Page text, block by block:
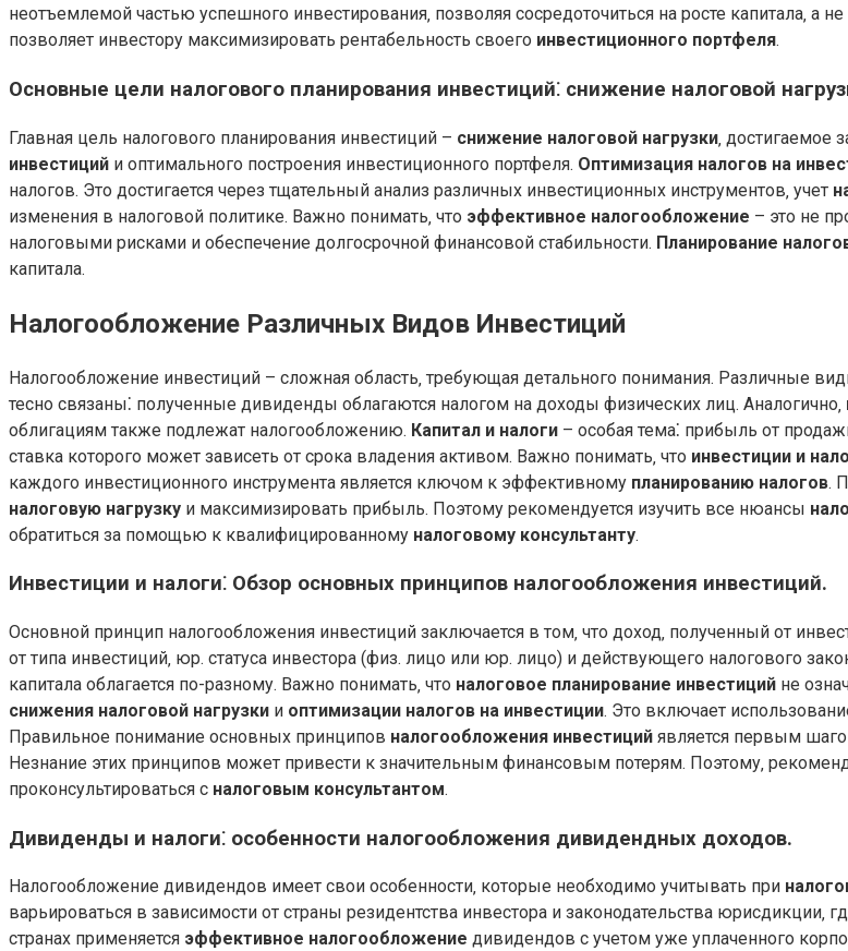
неотъемлемой частью успешного инвестирования‚ позволяя сосредоточиться на росте капитала‚ а
позволяет инвестору максимизировать рентабельность своего инвестиционного портфеля.
Основные цели налогового планирования инвестиций⁚ снижение налоговой
Главная цель налогового планирования инвестиций – снижение налоговой нагрузки ‚ достигаемое
инвестиций и оптимального построения инвестиционного портфеля. Оптимизация налогов на
налогов. Это достигается через тщательный анализ различных инвестиционных инструментов‚ учет
изменения в налоговой политике. Важно понимать‚ что эффективное налогообложение – это не
налоговыми рисками и обеспечение долгосрочной финансовой стабильности. Планирование
капитала.
Налогообложение Различных Видов Инвестиций
Налогообложение инвестиций – сложная область‚ требующая детального понимания. Различные
тесно связаны⁚ полученные дивиденды облагаются налогом на доходы физических лиц. Аналогично‚
облигациям также подлежат налогообложению. Капитал и налоги – особая тема⁚ прибыль от
ставка которого может зависеть от срока владения активом. Важно понимать‚ что инвестиции и
каждого инвестиционного инструмента является ключом к эффективному планированию налогов.
налоговую нагрузку и максимизировать прибыль. Поэтому рекомендуется изучить все нюансы
обратиться за помощью к квалифицированному налоговому консультанту.
Инвестиции и налоги⁚ Обзор основных принципов налогообложения инвестиций.
Основной принцип налогообложения инвестиций заключается в том‚ что доход‚ полученный от
от типа инвестиций‚ юр. статуса инвестора (физ. лицо или юр. лицо) и действующего налогового
капитала облагается по-разному. Важно понимать‚ что налоговое планирование инвестиций не
снижения налоговой нагрузки и оптимизации налогов на инвестиции. Это включает
Правильное понимание основных принципов налогообложения инвестиций является первым
Незнание этих принципов может привести к значительным финансовым потерям. Поэтому‚
проконсультироваться с налоговым консультантом.
Дивиденды и налоги⁚ особенности налогообложения дивидендных доходов.
Налогообложение дивидендов имеет свои особенности‚ которые необходимо учитывать при
варьироваться в зависимости от страны резидентства инвестора и законодательства
странах применяется эффективное налогообложение дивидендов с учетом уже уплаченного